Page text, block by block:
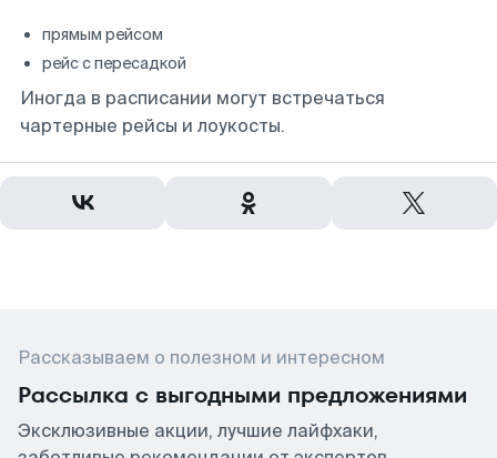
прямым рейсом
рейс с пересадкой
Иногда в расписании могут встречаться
чартерные рейсы и лоукосты.
Рассказываем о полезном и интересном
Рассылка с выгодными предложениями
Эксклюзивные акции, лучшие лайфхаки,